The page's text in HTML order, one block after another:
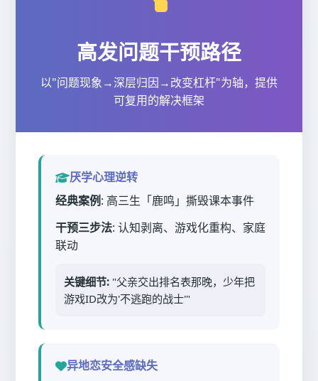
高发问题干预路径
以"问题现象→深层归因→改变杠杆"为轴，提供
可复用的解决框架
厌学心理逆转
经典案例: 高三生「鹿鸣」撕毁课本事件
干预三步法: 认知剥离、游戏化重构、家庭
联动
关键细节: "父亲交出排名表那晚，少年把
游戏ID改为'不逃跑的战士'"
异地恋安全感缺失